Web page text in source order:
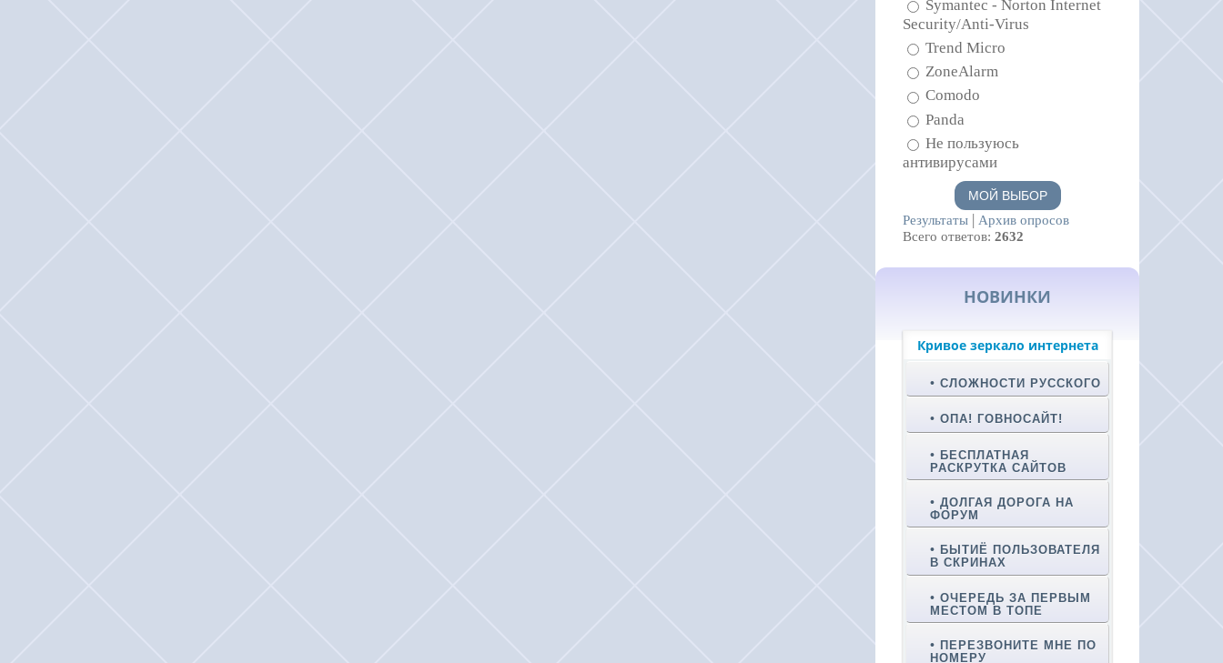
Symantec - Norton Internet
Security/Anti-Virus
Trend Micro
ZoneAlarm
Comodo
Panda
Не пользуюсь
антивирусами
Результаты | Архив опросов
Всего ответов: 2632
НОВИНКИ
Кривое зеркало интернета
СЛОЖНОСТИ РУССКОГО
ОПА! ГОВНОСАЙТ!
БЕСПЛАТНАЯ
РАСКРУТКА САЙТОВ
ДОЛГАЯ ДОРОГА НА
ФОРУМ
БЫТИЁ ПОЛЬЗОВАТЕЛЯ
В СКРИНАХ
ОЧЕРЕДЬ ЗА ПЕРВЫМ
МЕСТОМ В ТОПЕ
ПЕРЕЗВОНИТЕ МНЕ ПО
НОМЕРУ